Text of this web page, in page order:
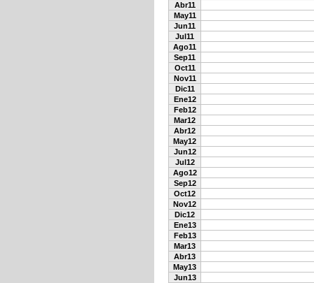
Abr11
May11
Jun11
Jul11
Ago11
Sep11
Oct11
Nov11
Dic11
Ene12
Feb12
Mar12
Abr12
May12
Jun12
Jul12
Ago12
Sep12
Oct12
Nov12
Dic12
Ene13
Feb13
Mar13
Abr13
May13
Jun13